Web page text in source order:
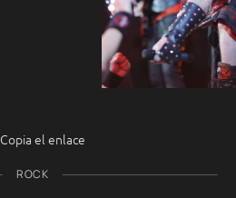
Copia el enlace
ROCK